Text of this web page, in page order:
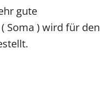
gute
Soma ) wird für den